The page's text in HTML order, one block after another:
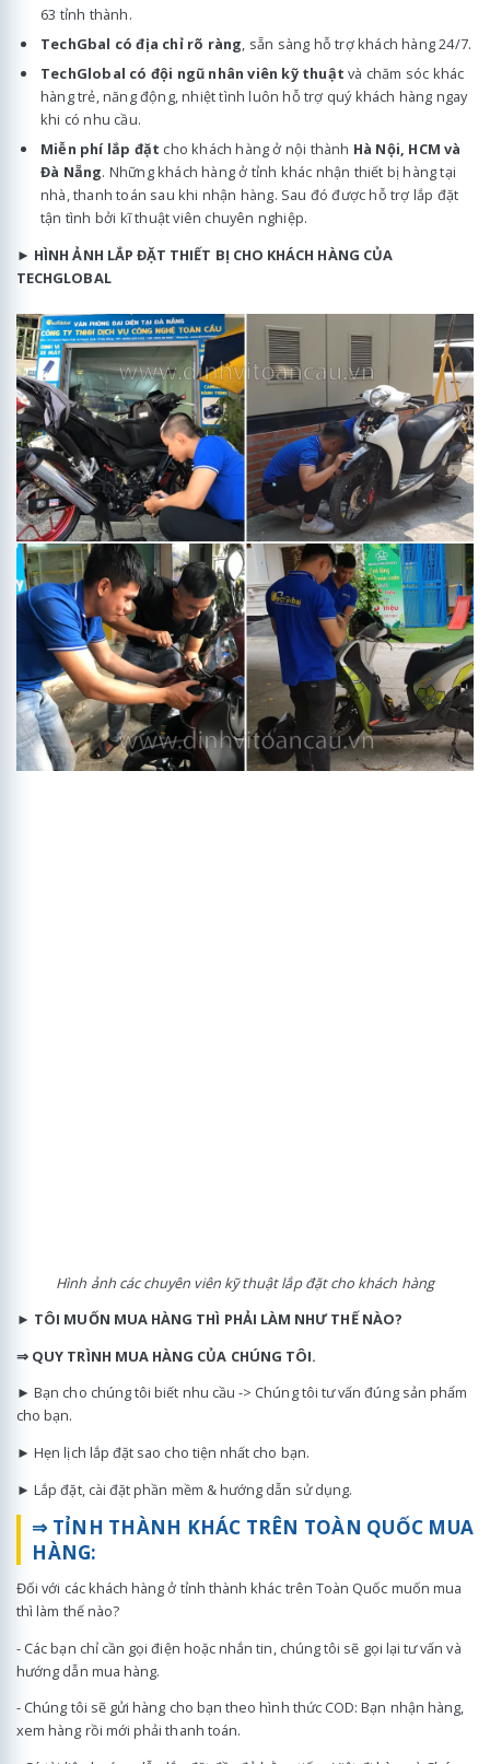
63 tỉnh thành.
TechGbal có địa chỉ rõ ràng, sẵn sàng hỗ trợ khách hàng 24/7.
TechGlobal có đội ngũ nhân viên kỹ thuật và chăm sóc khác
hàng trẻ, năng động, nhiệt tình luôn hỗ trợ quý khách hàng ngay
khi có nhu cầu.
Miễn phí lắp đặt cho khách hàng ở nội thành Hà Nội, HCM và
Đà Nẵng. Những khách hàng ở tỉnh khác nhận thiết bị hàng tại
nhà, thanh toán sau khi nhận hàng. Sau đó được hỗ trợ lắp đặt
tận tình bởi kĩ thuật viên chuyên nghiệp.
► HÌNH ẢNH LẮP ĐẶT THIẾT BỊ CHO KHÁCH HÀNG CỦA
TECHGLOBAL
Hình ảnh các chuyên viên kỹ thuật lắp đặt cho khách hàng
► TÔI MUỐN MUA HÀNG THÌ PHẢI LÀM NHƯ THẾ NÀO?
⇒ QUY TRÌNH MUA HÀNG CỦA CHÚNG TÔI.
► Bạn cho chúng tôi biết nhu cầu -> Chúng tôi tư vấn đúng sản phẩm
cho bạn.
► Hẹn lịch lắp đặt sao cho tiện nhất cho bạn.
► Lắp đặt, cài đặt phần mềm & hướng dẫn sử dụng.
⇒ TỈNH THÀNH KHÁC TRÊN TOÀN QUỐC MUA
HÀNG:
Đối với các khách hàng ở tỉnh thành khác trên Toàn Quốc muốn mua
thì làm thế nào?
- Các bạn chỉ cần gọi điện hoặc nhắn tin, chúng tôi sẽ gọi lại tư vấn và
hướng dẫn mua hàng.
- Chúng tôi sẽ gửi hàng cho bạn theo hình thức COD: Bạn nhận hàng,
xem hàng rồi mới phải thanh toán.